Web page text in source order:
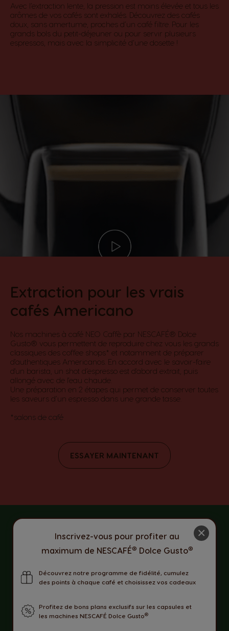
Avec l’extraction lente, la pression est moins élevée et tous les
arômes de vos cafés sont exhalés. Découvrez des cafés
doux, sans amertume, proches d’un café filtre. Pour les
grands bols du petit-déjeuner ou pour servir plusieurs
espressos, mais avec la simplicité d’une dosette !
Extraction pour les vrais
cafés Americano​
Nos machines à café NEO Caffè par NESCAFÉ® Dolce
Gusto® vous permettent de reproduire chez vous les grands
classiques des coffee shops* et notamment de préparer
d'authentiques Americanos. En accord avec le savoir-faire
d'un barista, un shot d’espresso est d'abord extrait, puis
allongé avec de l'eau chaude.​
Une préparation en 2 étapes qui permet de conserver toutes
les saveurs d’un espresso dans une grande tasse.​
*salons de café
ESSAYER MAINTENANT
Eco-conception
×
Inscrivez-vous pour profiter au
maximum de NESCAFÉ® Dolce Gusto®
Découvrez notre programme de fidélité, cumulez
des points à chaque café et choisissez vos cadeaux
Profitez de bons plans exclusifs sur les capsules et
les machines NESCAFÉ Dolce Gusto®